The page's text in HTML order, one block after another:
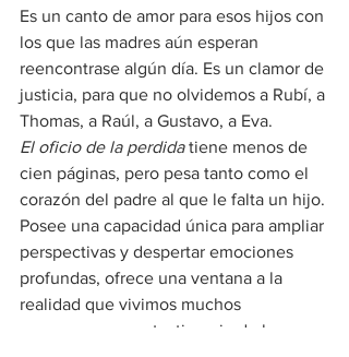
Es un canto de amor para esos hijos con
los que las madres aún esperan
reencontrase algún día. Es un clamor de
justicia, para que no olvidemos a Rubí, a
Thomas, a Raúl, a Gustavo, a Eva.
El oficio de la perdida tiene menos de
cien páginas, pero pesa tanto como el
corazón del padre al que le falta un hijo.
Posee una capacidad única para ampliar
perspectivas y despertar emociones
profundas, ofrece una ventana a la
realidad que vivimos muchos
guerrerenses; un testimonio de las